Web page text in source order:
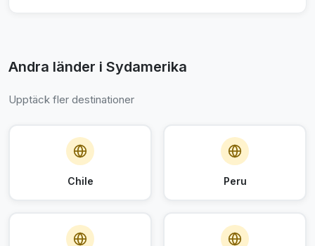
Andra länder i Sydamerika
Upptäck fler destinationer
Chile Peru